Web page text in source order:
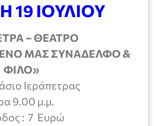
19 ΙΟΥΛΙΟΥ
– ΘΕΑΤΡΟ
ΜΑΣ ΣΥΝΑΔΕΛΦΟ &
ΦΙΛΟ»
Ιεράπετρας
9.00 μ.μ.
: 7 Ευρώ